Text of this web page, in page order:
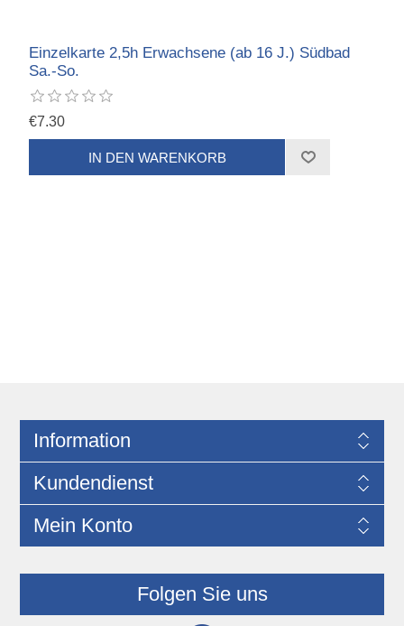
Einzelkarte 2,5h Erwachsene (ab 16 J.) Südbad
Sa.-So.
€7.30
Information
Kundendienst
Mein Konto
Folgen Sie uns